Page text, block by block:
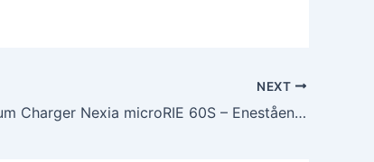
NEXT
ReSound Premium Charger Nexia microRIE 60S – Enestående pålidelig oplader